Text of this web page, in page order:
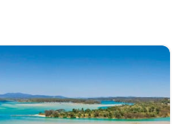
바나 리조트를 거점으로 하는 이
경과 매력적인 내륙 마을, 그리고
수 있도록 구성되어 있습니다.
가 동행하는 편안한 버스를 타고
, 우룽가, 남부카 밸리, 코프스 하
하세요.